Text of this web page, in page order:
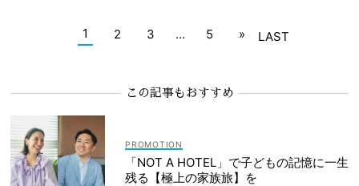
#ジレ（ベスト） #アウターコーデ
1 2 3 … 5 » LAST
この記事もおすすめ
「NOT A HOTEL」で子どもの記憶に一生
残る【極上の家族旅】を